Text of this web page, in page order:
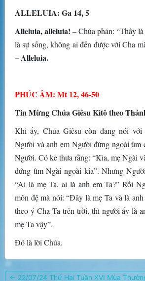
ALLELUIA: Ga 14, 5
Alleluia, alleluia! – Chúa phán: “Thầy
là sự sống, không ai đến được với Cha
– Alleluia.
PHÚC ÂM: Mt 12, 46-50
Tin Mừng Chúa Giêsu Kitô theo
Khi ấy, Chúa Giêsu còn đang nói với
Người và anh em Người đứng ngoài tìm
Người. Có kẻ thưa rằng: “Kìa, mẹ Ngài
đứng tìm Ngài ngoài kia”. Nhưng
“Ai là mẹ Ta, ai là anh em Ta?” Rồi
môn đệ mà nói: “Ðây là mẹ Ta và là
theo ý Cha Ta trên trời, thì người ấy là
mẹ Ta vậy”.
Ðó là lời Chúa.
Điều
← 22/07/24 Thứ Hai Tuần XVI Mùa